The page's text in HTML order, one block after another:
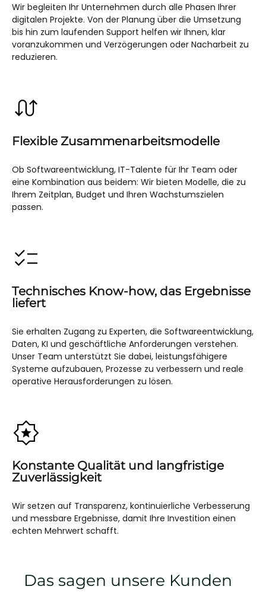
Wir begleiten Ihr Unternehmen durch alle Phasen Ihrer
digitalen Projekte. Von der Planung über die Umsetzung
bis hin zum laufenden Support helfen wir Ihnen, klar
voranzukommen und Verzögerungen oder Nacharbeit zu
reduzieren.
Flexible Zusammenarbeitsmodelle
Ob Softwareentwicklung, IT-Talente für Ihr Team oder
eine Kombination aus beidem: Wir bieten Modelle, die zu
Ihrem Zeitplan, Budget und Ihren Wachstumszielen
passen.
Technisches Know-how, das Ergebnisse
liefert
Sie erhalten Zugang zu Experten, die Softwareentwicklung,
Daten, KI und geschäftliche Anforderungen verstehen.
Unser Team unterstützt Sie dabei, leistungsfähigere
Systeme aufzubauen, Prozesse zu verbessern und reale
operative Herausforderungen zu lösen.
Konstante Qualität und langfristige
Zuverlässigkeit
Wir setzen auf Transparenz, kontinuierliche Verbesserung
und messbare Ergebnisse, damit Ihre Investition einen
echten Mehrwert schafft.
Das sagen unsere Kunden